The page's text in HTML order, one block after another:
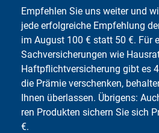
Empfehlen Sie uns weiter und
jede erfolgreiche Empfehlung
im August 100 € statt 50 €. Für
Sachversicherungen wie
Haftpflichtversicherung gibt es
die Prämie verschenken,
Ihnen überlassen. Übrigens:
ren Pro­duk­ten si­chern Sie sich
€.